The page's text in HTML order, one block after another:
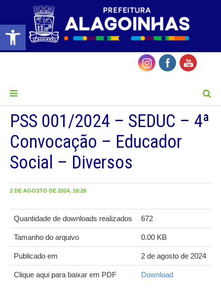
Barra de Ferramentas Aberta
PSS 001/2024 – SEDUC – 4ª
Convocação – Educador
Social – Diversos
2 DE AGOSTO DE 2024, 18:26
Quantidade de downloads realizados 672
Tamanho do arquivo 0.00 KB
Publicado em 2 de agosto de 2024
Clique aqui para baixar em PDF Download